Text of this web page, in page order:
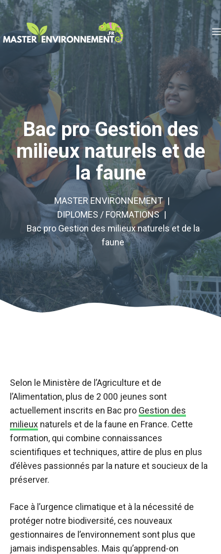
Aller
contenu
Bac pro Gestion des
milieux naturels et de
la faune
MASTER ENVIRONNEMENT
DIPLOMES / FORMATIONS
Bac pro Gestion des milieux naturels et de la
faune
Selon le Ministère de l’Agriculture et de
l’Alimentation, plus de 2 000 jeunes sont
actuellement inscrits en Bac pro Gestion des
milieux naturels et de la faune en France. Cette
formation, qui combine connaissances
scientifiques et techniques, attire de plus en plus
d’élèves passionnés par la nature et soucieux de la
préserver.
Face à l’urgence climatique et à la nécessité de
protéger notre biodiversité, ces nouveaux
gestionnaires de l’environnement sont plus que
jamais indispensables. Mais qu’apprend-on